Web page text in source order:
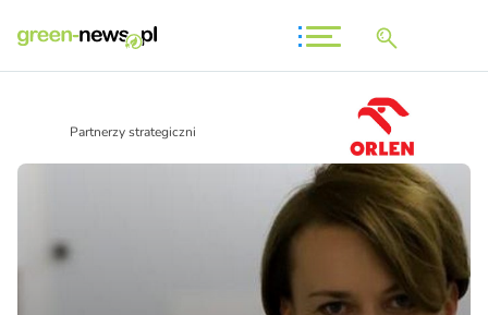
Partnerzy strategiczni